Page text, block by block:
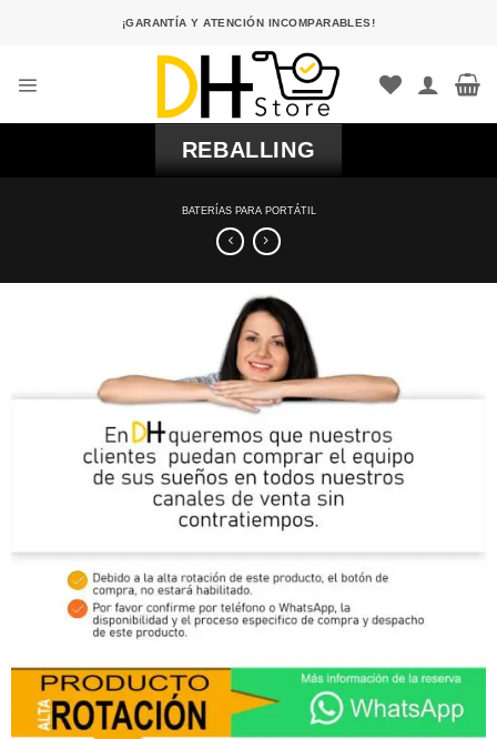
¡GARANTÍA Y ATENCIÓN INCOMPARABLES!
REBALLING
BATERÍAS PARA PORTÁTIL